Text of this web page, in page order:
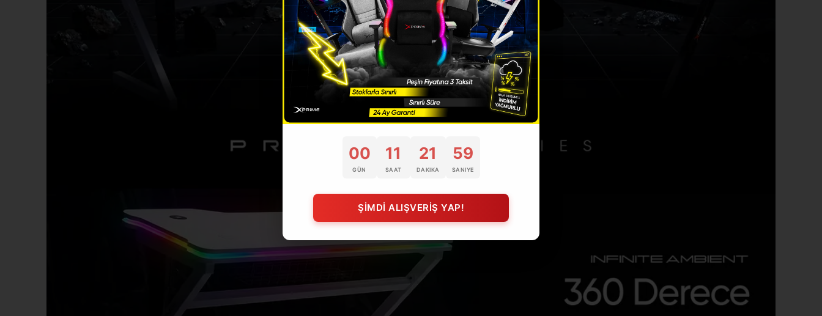
00
GÜN
11
SAAT
21
DAKIKA
58
SANIYE
ŞİMDİ ALIŞVERİŞ YAP!